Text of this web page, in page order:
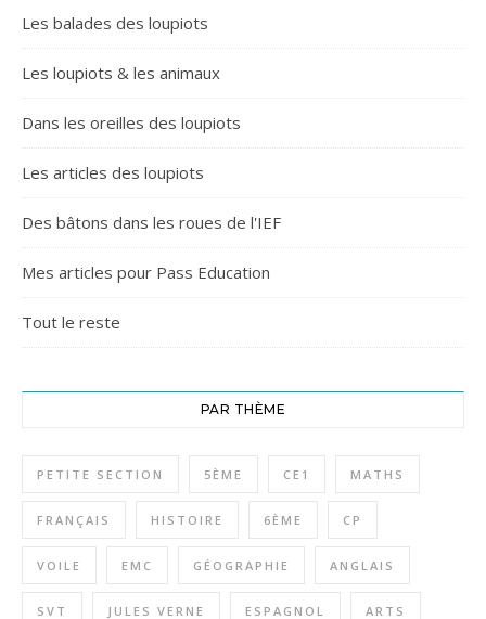
Les balades des loupiots
Les loupiots & les animaux
Dans les oreilles des loupiots
Les articles des loupiots
Des bâtons dans les roues de l'IEF
Mes articles pour Pass Education
Tout le reste
PAR THÈME
PETITE SECTION 5ÈME CE1 MATHS
FRANÇAIS HISTOIRE 6ÈME CP
VOILE EMC GÉOGRAPHIE ANGLAIS
SVT JULES VERNE ESPAGNOL ARTS